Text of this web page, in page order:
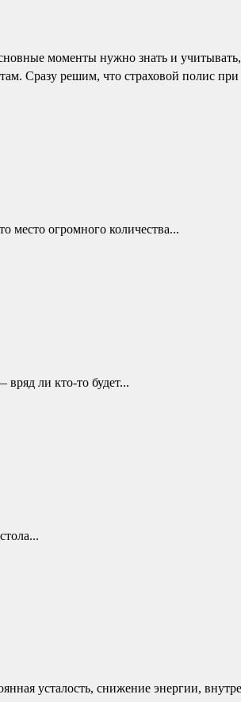
моменты нужно знать и
Сразу решим, что страховой полис
место огромного количества...
ли кто-то будет...
усталость, снижение энергии,